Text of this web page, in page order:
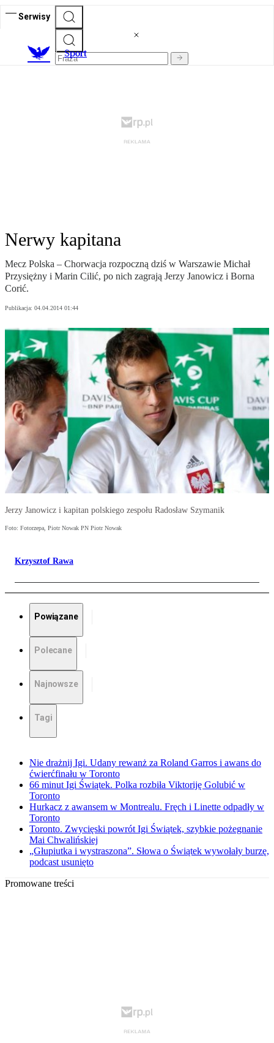
Serwisy
Sport
Nerwy kapitana
Mecz Polska – Chorwacja rozpoczną dziś w Warszawie Michał
Przysiężny i Marin Cilić, po nich zagrają Jerzy Janowicz i Borna
Corić.
Publikacja: 04.04.2014 01:44
Jerzy Janowicz i kapitan polskiego zespołu Radosław Szymanik
Foto: Fotorzepa, Piotr Nowak PN Piotr Nowak
Krzysztof Rawa
Powiązane
Polecane
Najnowsze
Tagi
Nie drażnij Igi. Udany rewanż za Roland Garros i awans do
ćwierćfinału w Toronto
66 minut Igi Świątek. Polka rozbiła Viktoriję Golubić w
Toronto
Hurkacz z awansem w Montrealu. Fręch i Linette odpadły w
Toronto
Toronto. Zwycięski powrót Igi Świątek, szybkie pożegnanie
Mai Chwalińskiej
„Głupiutka i wystraszona”. Słowa o Świątek wywołały burzę,
podcast usunięto
Promowane treści